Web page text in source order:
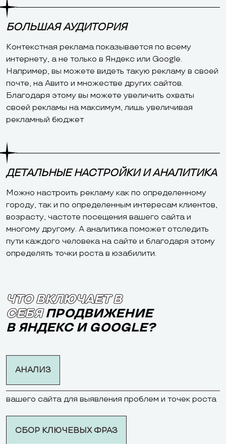
БОЛЬШАЯ АУДИТОРИЯ
Контекстная реклама показывается по всему
интернету, а не только в Яндекс или Google.
Например, вы можете видеть такую рекламу в своей
почте, на Авито и множестве других сайтов.
Благодаря этому вы можете увеличить охваты
своей рекламы на максимум, лишь увеличивая
рекламный бюджет
ДЕТАЛЬНЫЕ НАСТРОЙКИ И АНАЛИТИКА
Можно настроить рекламу как по определенному
городу, так и по определенным интересам клиентов,
возрасту, частоте посещения вашего сайта и
многому другому. А аналитика поможет отследить
пути каждого человека на сайте и благодаря этому
определять точки роста в юзабилити.
ЧТО ВКЛЮЧАЕТ В
СЕБЯПРОДВИЖЕНИЕ
В ЯНДЕКС И GOOGLE?
АНАЛИЗ
вашего сайта для выявления проблем и точек роста
СБОР КЛЮЧЕВЫХ ФРАЗ